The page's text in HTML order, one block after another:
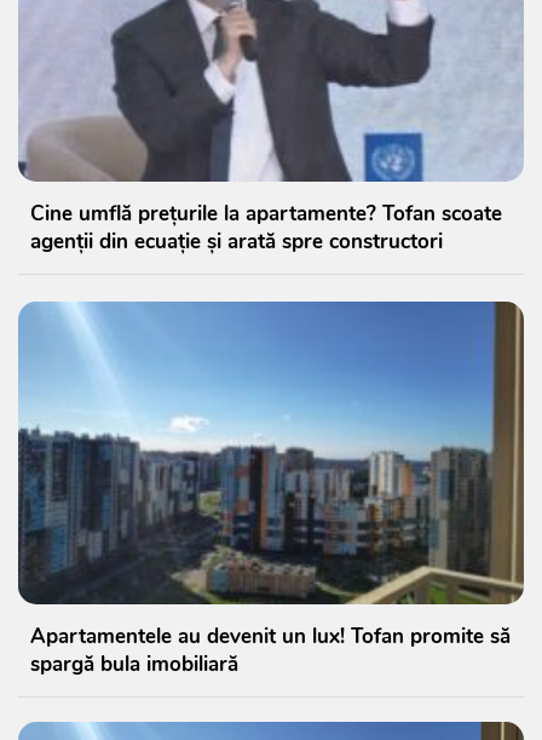
Cine umflă prețurile la apartamente? Tofan scoate
agenții din ecuație și arată spre constructori
Apartamentele au devenit un lux! Tofan promite să
spargă bula imobiliară